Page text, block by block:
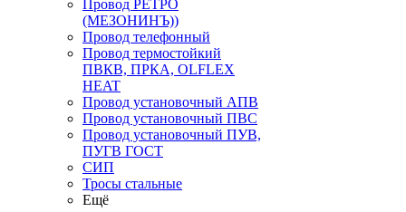
Провод РЕТРО
(МЕЗОНИНЪ))
Провод телефонный
Провод термостойкий
ПВКВ, ПРКА, OLFLEX
HEAT
Провод установочный АПВ
Провод установочный ПВС
Провод установочный ПУВ,
ПУГВ ГОСТ
СИП
Тросы стальные
Ещё